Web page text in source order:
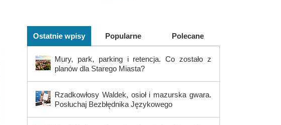
Ostatnie wpisy Popularne Polecane
Mury, park, parking i retencja. Co zostało z
planów dla Starego Miasta?
Rzadkowłosy Waldek, osioł i mazurska gwara.
Posłuchaj Bezbłędnika Językowego